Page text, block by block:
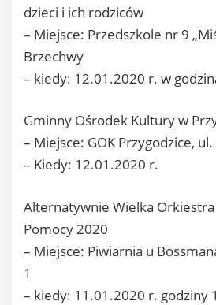
dzieci i ich rodziców
– Miejsce: Przedszkole nr 9
Brzechwy
– kiedy: 12.01.2020 r. w
Gminny Ośrodek Kultury w
– Miejsce: GOK Przygodzice,
– Kiedy: 12.01.2020 r.
Alternatywnie Wielka Orkiestra
Pomocy 2020
– Miejsce: Piwiarnia u
1
– kiedy: 11.01.2020 r. godziny